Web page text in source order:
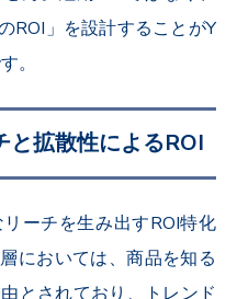
ROI」を設計することがY
。
拡散性によるROI
ーチを生み出すROI特化
においては、商品を知る
とされており、トレンド